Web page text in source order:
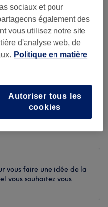
vous faire une idée de la
vous souhaitez vous
sociaux et pour
également des
vous utilisez notre site
d'analyse web, de
Politique en matière
Autoriser tous les
cookies